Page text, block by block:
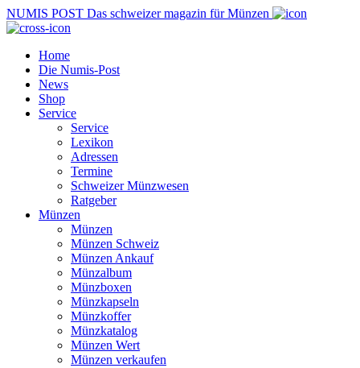
NUMIS POST Das schweizer magazin für Münzen
Home
Die Numis-Post
News
Shop
Service
Service
Lexikon
Adressen
Termine
Schweizer Münzwesen
Ratgeber
Münzen
Münzen
Münzen Schweiz
Münzen Ankauf
Münzalbum
Münzboxen
Münzkapseln
Münzkoffer
Münzkatalog
Münzen Wert
Münzen verkaufen